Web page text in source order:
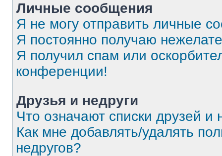
Личные сообщения
Я не могу отправить личные
Я постоянно получаю
Я получил спам или
конференции!
Друзья и недруги
Что означают списки друзей и
Как мне добавлять/удалять
недругов?